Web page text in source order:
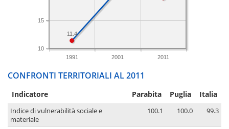
1991 2001 2011
10
15
11.4
CONFRONTI TERRITORIALI AL 2011
Indicatore Parabita Puglia Italia
Indice di vulnerabilità sociale e
materiale
100.1 100.0 99.3